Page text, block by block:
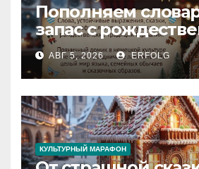
Пополняем
запас с
сказкой! Учим
вместе с
АВГ 5, 2026 ERFOLG
КУЛЬТУРНЫЙ МАРАФОН